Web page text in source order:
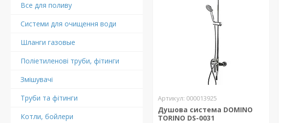
Все для поливу
Системи для очищення води
Шланги газовые
Поліетиленові труби, фітинги
Змішувачі
Труби та фітинги
Котли, бойлери
000013925
Душова система DOMINO
TORINO DS-0031